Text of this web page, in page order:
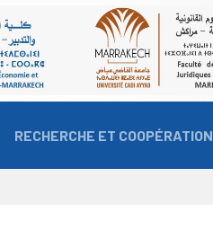
RECHERCHE ET COOPÉRATION